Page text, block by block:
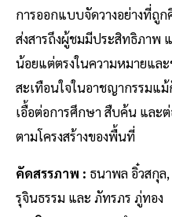
การออกแบบจัดวางอย่างที่ถูก
ส่งสารถึงผู้ชมมีประสิทธิภาพ
น้อยแต่ตรงในความหมายแล
สะเทือนใจในอาชญากรรมแ
เอื้อต่อการศึกษา สืบค้น และ
ตามโครงสร้างของพื้นที่
คัดสรรภาพ : ธนาพล อิ๋วสกุ
รุจินธรรม และ ภัทรภร ภู่ทอง